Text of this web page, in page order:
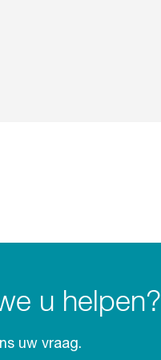
u helpen?
uw vraag.